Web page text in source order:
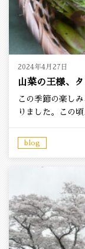
2024年4月27日
山菜の王様、
この季節の楽し
りました。この
blog